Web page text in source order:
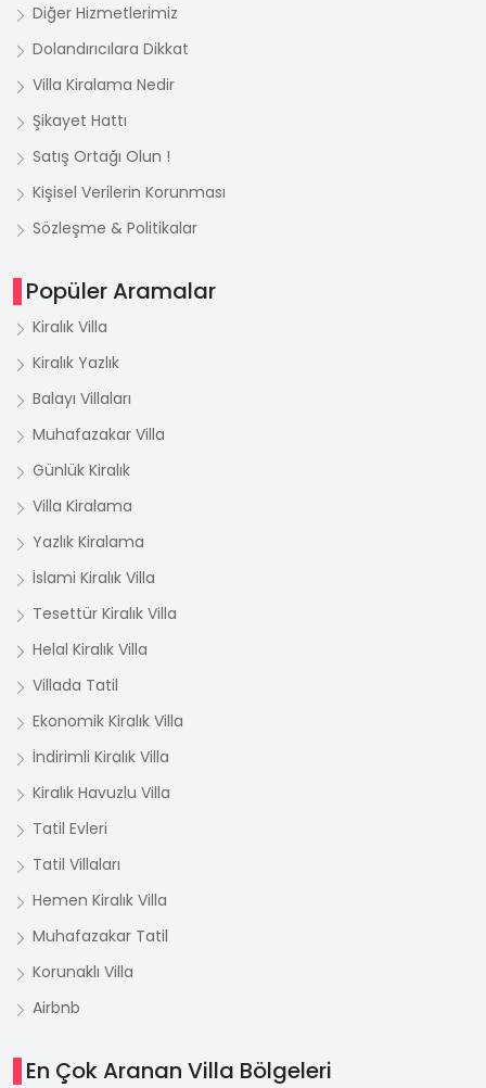
Diğer Hizmetlerimiz
Dolandırıcılara Dikkat
Villa Kiralama Nedir
Şikayet Hattı
Satış Ortağı Olun !
Kişisel Verilerin Korunması
Sözleşme & Politikalar
Popüler Aramalar
Kiralık Villa
Kiralık Yazlık
Balayı Villaları
Muhafazakar Villa
Günlük Kiralık
Villa Kiralama
Yazlık Kiralama
İslami Kiralık Villa
Tesettür Kiralık Villa
Helal Kiralık Villa
Villada Tatil
Ekonomik Kiralık Villa
İndirimli Kiralık Villa
Kiralık Havuzlu Villa
Tatil Evleri
Tatil Villaları
Hemen Kiralık Villa
Muhafazakar Tatil
Korunaklı Villa
Airbnb
En Çok Aranan Villa Bölgeleri